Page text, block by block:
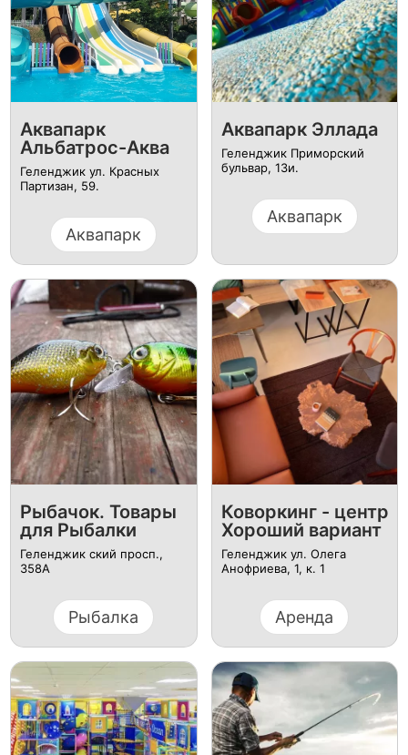
Аквапарк
Альбатрос-Аква
Геленджик ул. Красных
Партизан, 59.
Аквапарк
Аквапарк Эллада
Геленджик Приморский
бульвар, 13и.
Аквапарк
Рыбачок. Товары
для Рыбалки
Геленджик ский просп.,
358А
Рыбалка
Коворкинг - центр
Хороший вариант
Геленджик ул. Олега
Анофриева, 1, к. 1
Аренда